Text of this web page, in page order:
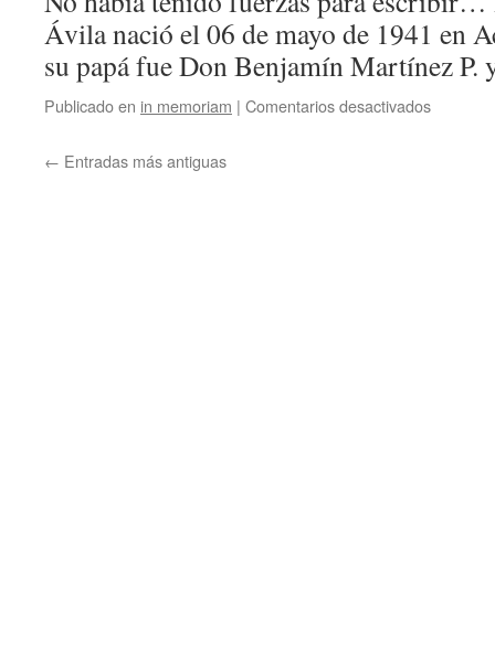
Ávila nació el 06 de mayo de 1941 en
su papá fue Don Benjamín Martínez
Publicado en in memoriam | Comentarios desactivadosen
← Entradas más antiguas